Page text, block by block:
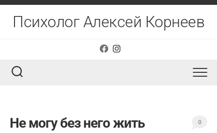
Перейти
содержанию
Психолог Алексей Корнеев
Не могу без него жить 0